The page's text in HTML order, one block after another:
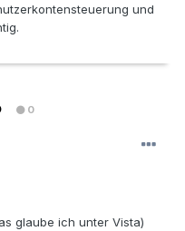
und
0
glaube ich unter Vista)